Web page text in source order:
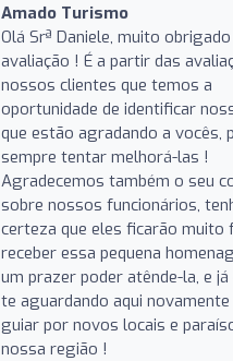
Amado Turismo
Olá Srª Daniele, muito
avaliação ! É a partir das
nossos clientes que temos a
oportunidade de identificar
que estão agradando a vocês,
sempre tentar melhorá-las !
Agradecemos também o seu
sobre nossos funcionários,
certeza que eles ficarão muito
receber essa pequena
um prazer poder atênde-la, e
te aguardando aqui
guiar por novos locais e
nossa região !